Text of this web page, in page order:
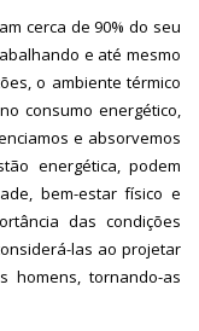
cerca de 90% do seu
e até mesmo
o ambiente térmico
consumo energético,
e absorvemos
energética, podem
bem-estar físico e
das condições
las ao projetar
homens, tornando-as